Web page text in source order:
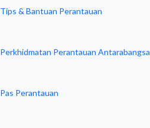
Tips & Bantuan Perantauan
Perkhidmatan Perantauan Antarabangsa
Pas Perantauan